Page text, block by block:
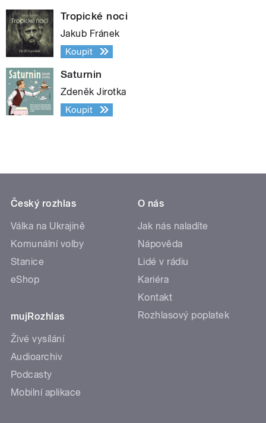
Tropické noci
Jakub Fránek
Koupit
Saturnin
Zdeněk Jirotka
Koupit
Český rozhlas
Válka na Ukrajině
Komunální volby
Stanice
eShop
mujRozhlas
Živé vysílání
Audioarchiv
Podcasty
Mobilní aplikace
O nás
Jak nás naladíte
Nápověda
Lidé v rádiu
Kariéra
Kontakt
Rozhlasový poplatek